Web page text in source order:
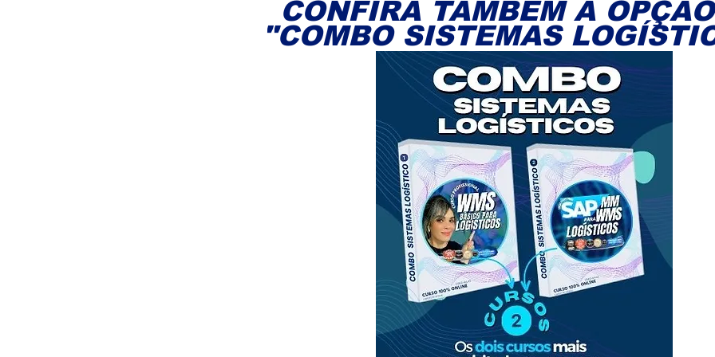
CONFIRA TAMBÉM A
"COMBO SISTEMAS